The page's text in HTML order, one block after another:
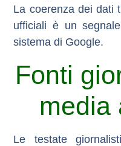
La coerenza dei dati
ufficiali è un
sistema di Google.
Fonti
media
Le testate